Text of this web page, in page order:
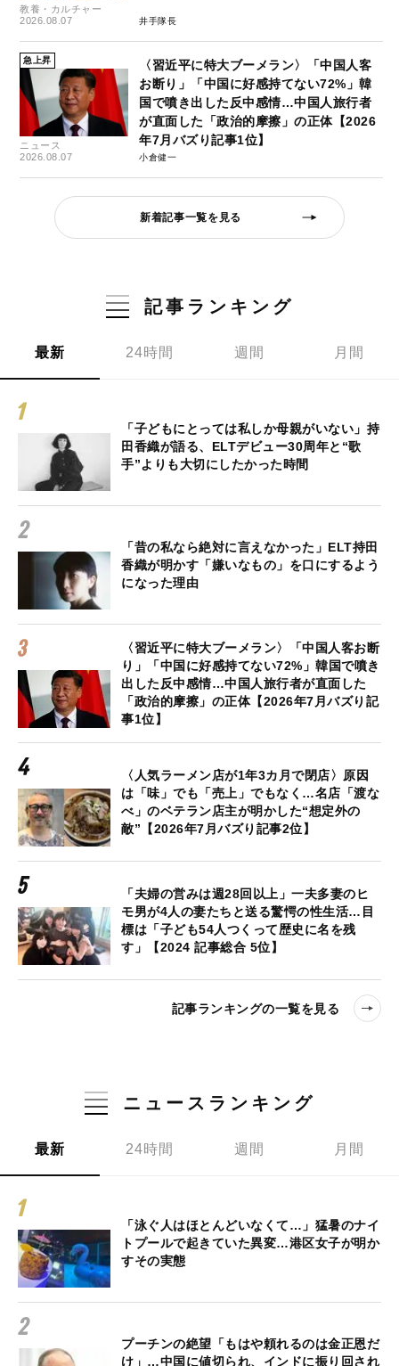
教養・カルチャー
2026.08.07
井手隊長
急上昇
ニュース
2026.08.07
〈習近平に特大ブーメラン〉「中国人客
お断り」「中国に好感持てない72%」韓
国で噴き出した反中感情…中国人旅行者
が直面した「政治的摩擦」の正体【2026
年7月バズり記事1位】
小倉健一
新着記事一覧を見る
記事ランキング
最新 24時間 週間 月間
「子どもにとっては私しか母親がいない」持
田香織が語る、ELTデビュー30周年と“歌
手”よりも大切にしたかった時間
「昔の私なら絶対に言えなかった」ELT持田
香織が明かす「嫌いなもの」を口にするよう
になった理由
〈習近平に特大ブーメラン〉「中国人客お断
り」「中国に好感持てない72%」韓国で噴き
出した反中感情…中国人旅行者が直面した
「政治的摩擦」の正体【2026年7月バズり記
事1位】
〈人気ラーメン店が1年3カ月で閉店〉原因
は「味」でも「売上」でもなく…名店「渡な
べ」のベテラン店主が明かした“想定外の
敵”【2026年7月バズり記事2位】
「夫婦の営みは週28回以上」一夫多妻のヒ
モ男が4人の妻たちと送る驚愕の性生活…目
標は「子ども54人つくって歴史に名を残
す」【2024 記事総合 5位】
記事ランキングの一覧を見る
ニュースランキング
最新 24時間 週間 月間
「泳ぐ人はほとんどいなくて…」猛暑のナイ
トプールで起きていた異変…港区女子が明か
すその実態
プーチンの絶望「もはや頼れるのは金正恩だ
け」…中国に値切られ、インドに振り回され